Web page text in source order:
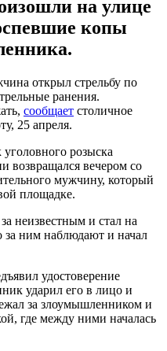
на улице
копы
открыл стрельбу по
ранения.
сообщает столичное
25 апреля.
розыска
возвращался вечером со
мужчину, который
площадке.
неизвестным и стал на
за ним наблюдают и начал
удостоверение
ударил его в лицо и
за злоумышленником и
где между ними началась